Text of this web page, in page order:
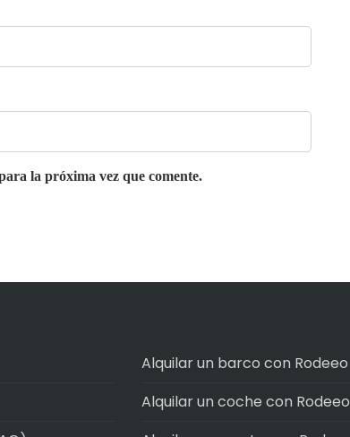
la próxima vez que comente.
Alquilar un barco con Rodeeo
Alquilar un coche con Rodeeo